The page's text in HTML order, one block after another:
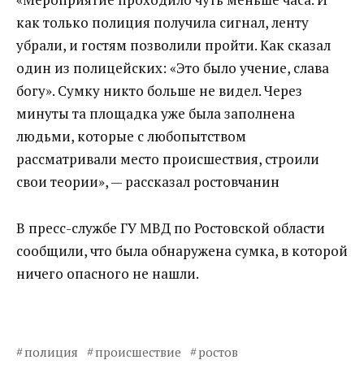
как только полиция получила сигнал, ленту
убрали, и гостям позволили пройти. Как сказал
один из полицейских: «Это было учение, слава
богу». Сумку никто больше не видел. Через
минуты та площадка уже была заполнена
людьми, которые с любопытством
рассматривали место происшествия, строили
свои теории», — рассказал ростовчанин
В пресс-службе ГУ МВД по Ростовской области
сообщили, что была обнаружена сумка, в которой
ничего опасного не нашли.
полиция происшествие ростов